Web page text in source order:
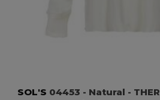
SOL'S 04453 - Natural -